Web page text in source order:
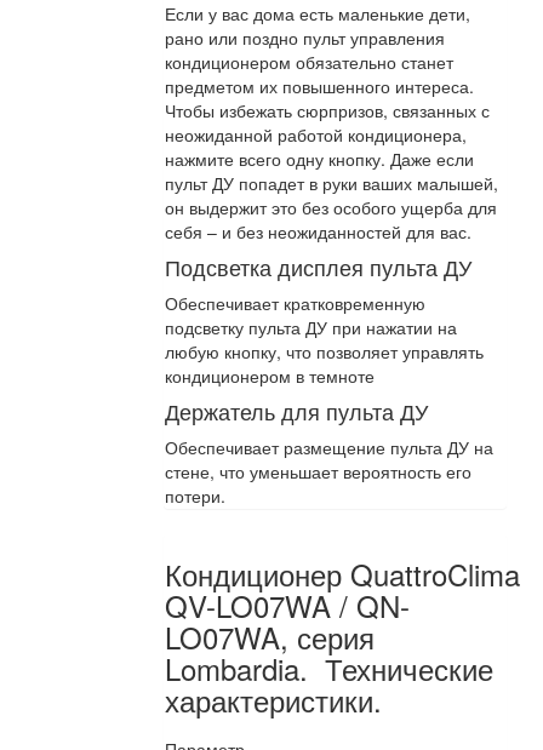
Если у вас дома есть маленькие дети,
рано или поздно пульт управления
кондиционером обязательно станет
предметом их повышенного интереса.
Чтобы избежать сюрпризов, связанных с
неожиданной работой кондиционера,
нажмите всего одну кнопку. Даже если
пульт ДУ попадет в руки ваших малышей,
он выдержит это без особого ущерба для
себя – и без неожиданностей для вас.
Подсветка дисплея пульта ДУ
Обеспечивает кратковременную
подсветку пульта ДУ при нажатии на
любую кнопку, что позволяет управлять
кондиционером в темноте
Держатель для пульта ДУ
Обеспечивает размещение пульта ДУ на
стене, что уменьшает вероятность его
потери.
Кондиционер QuattroClima
QV-LO07WA / QN-
LO07WA, серия
Lombardia. Технические
характеристики.